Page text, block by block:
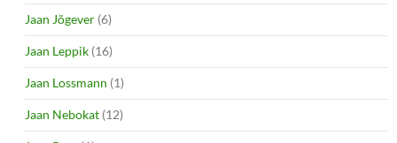
Jaan Jõgever (6)
Jaan Leppik (16)
Jaan Lossmann (1)
Jaan Nebokat (12)